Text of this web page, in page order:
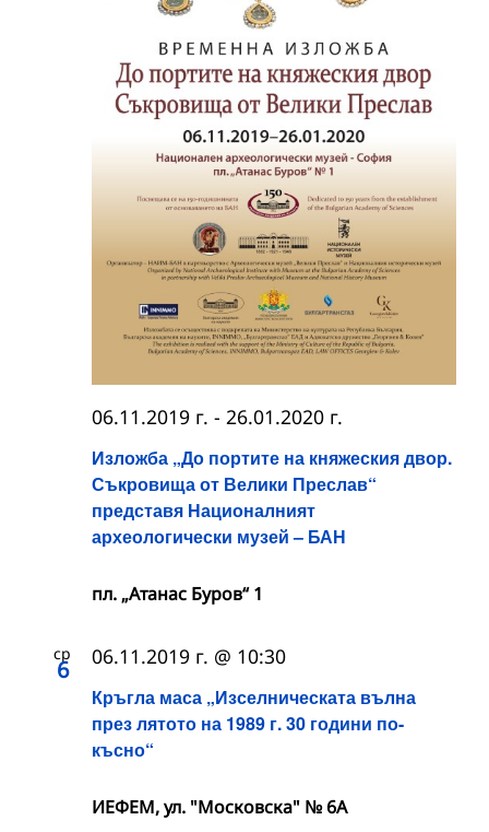
Изложба „До портите на княжеския двор.
Съкровища от Велики Преслав“
представя Националният
археологически музей – БАН
06.11.2019 г. - 26.01.2020 г.
пл. „Атанас Буров“ 1
ср
6
Кръгла маса „Изселническата вълна
през лятото на 1989 г. 30 години по-
късно“
06.11.2019 г. @ 10:30
ИЕФЕМ, ул. "Московска" № 6А